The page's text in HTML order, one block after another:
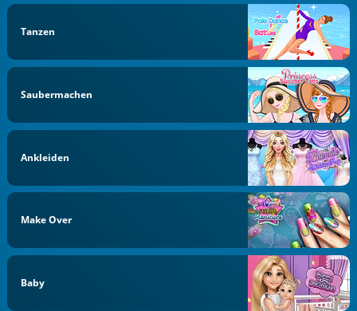
Tanzen
Saubermachen
Ankleiden
Make Over
Baby